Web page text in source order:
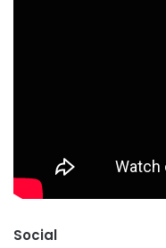
Social